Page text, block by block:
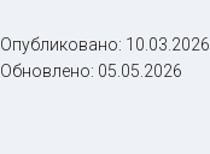
Опубликовано: 10.03.2026
Обновлено: 05.05.2026